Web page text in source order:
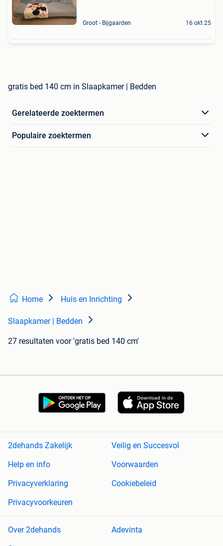
Groot - Bijgaarden 16 okt 25
gratis bed 140 cm in Slaapkamer | Bedden
Gerelateerde zoektermen
Populaire zoektermen
Home Huis en Inrichting
Slaapkamer | Bedden
27 resultaten voor 'gratis bed 140 cm'
2dehands Zakelijk
Veilig en Succesvol
Help en info
Voorwaarden
Privacyverklaring
Cookiebeleid
Privacyvoorkeuren
Over 2dehands
Adevinta